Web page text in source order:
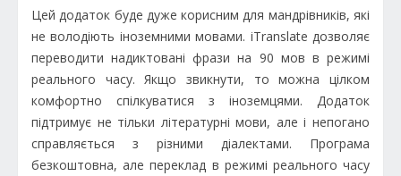
Цей додаток буде дуже корисним для мандрівників, які
не володіють іноземними мовами. iTranslate дозволяє
переводити надиктовані фрази на 90 мов в режимі
реального часу. Якщо звикнути, то можна цілком
комфортно спілкуватися з іноземцями. Додаток
підтримує не тільки літературні мови, але і непогано
справляється з різними діалектами. Програма
безкоштовна, але переклад в режимі реального часу